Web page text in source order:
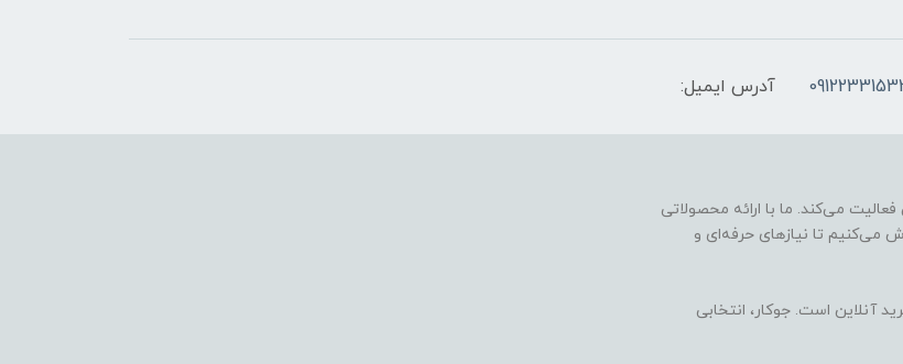
آدرس ایمیل:
زیبایی فعالیت می‌کند. ما با ارائه محصولاتی
می‌کنیم تا نیازهای حرفه‌ای و
آنلاین است. جوکار، انتخابی